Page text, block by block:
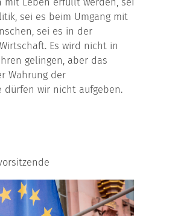
sei es beim Umgang mit
sei es in der
Es wird nicht in
gelingen, aber das
Wahrung der
dürfen wir nicht aufgeben.